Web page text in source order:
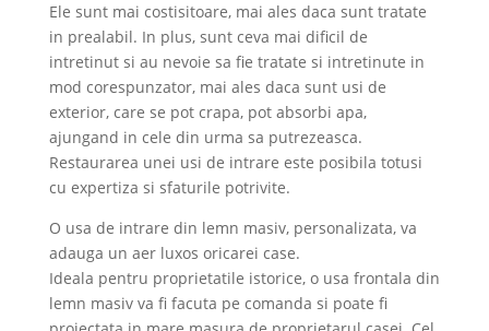
Ele sunt mai costisitoare, mai ales daca sunt tratate
in prealabil. In plus, sunt ceva mai dificil de
intretinut si au nevoie sa fie tratate si intretinute in
mod corespunzator, mai ales daca sunt usi de
exterior, care se pot crapa, pot absorbi apa,
ajungand in cele din urma sa putrezeasca.
Restaurarea unei usi de intrare este posibila totusi
cu expertiza si sfaturile potrivite.
O usa de intrare din lemn masiv, personalizata, va
adauga un aer luxos oricarei case.
Ideala pentru proprietatile istorice, o usa frontala din
lemn masiv va fi facuta pe comanda si poate fi